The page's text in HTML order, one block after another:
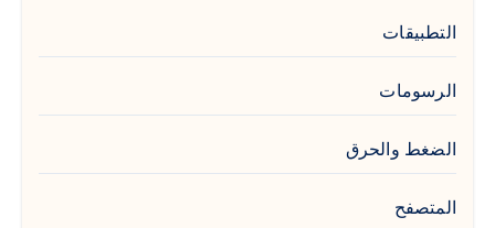
التطبيقات
الرسومات
الضغط والحرق
المتصفح